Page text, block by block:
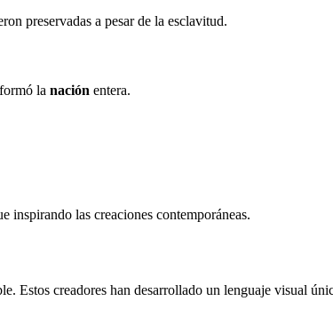
preservadas a pesar de la esclavitud.
la nación entera.
inspirando las creaciones contemporáneas.
Estos creadores han desarrollado un lenguaje visual